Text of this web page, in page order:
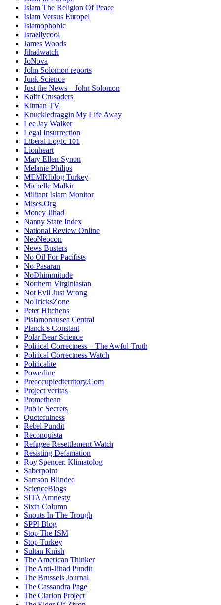
Islam The Religion Of Peace
Islam Versus Europel
Islamophobic
Israellycool
James Woods
Jihadwatch
JoNova
John Solomon reports
Junk Science
Just the News – John Solomon
Kafir Crusaders
Kitman TV
Knuckledraggin My Life Away
Lee Jay Walker
Legal Insurrection
Liberal Logic 101
Lionheart
Mary Ellen Synon
Melanie Philips
MEMRIblog Turkey
Michelle Malkin
Militant Islam Monitor
Mises.Org
Money Jihad
Nanny State Index
National Review Online
NeoNeocon
News Busters
No Oil For Pacifists
No-Pasaran
NoDhimmitude
Northern Virginiastan
Not Evil Just Wrong
NoTricksZone
Peter Hitchens
Pislamonausea Central
Planck’s Constant
Polar Bear Science
Political Correctness – The Awful Truth
Political Correctness Watch
Politicalite
Powerline
Preoccupiedterritory.Com
Project veritas
Promethean
Public Secrets
Quotefulness
Rebel Pundit
Reconquista
Refugee Resettlement Watch
Resisting Defamation
Roy Spencer, Klimatolog
Saberpoint
Samson Blinded
ScienceBlogs
SITA Amnesty
Sixth Column
Snouts In The Trough
SPPI Blog
Stop The ISM
Stop Turkey
Sultan Knish
The American Thinker
The Anti-Jihad Pundit
The Brussels Journal
The Cassandra Page
The Clarion Project